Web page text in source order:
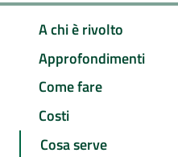
A chi è rivolto
Approfondimenti
Come fare
Costi
Cosa serve